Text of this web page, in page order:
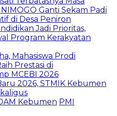
Ganti Sekam Padi
di Desa Peniron
Jadi Prioritas,
Program Kerakyatan
Mahasiswa Prodi
Prestasi di
MCEBI 2026
2026, STMIK Kebumen
Kebumen PMI